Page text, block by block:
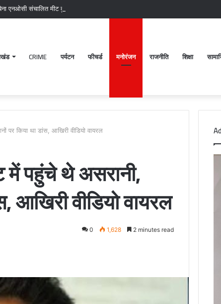
एनओसी संचालित मीट दुकानों पर चला अभियान, 45250 रुपये का चालान
CRIME पर्यटन फीचर्ड मनोरंजन राजनीति शिक्षा
पर किया था डांस, आखिरी वीडियो वायरल
पहुंचे थे असरानी,
आखिरी वीडियो वायरल
0 1,628 2 minutes read